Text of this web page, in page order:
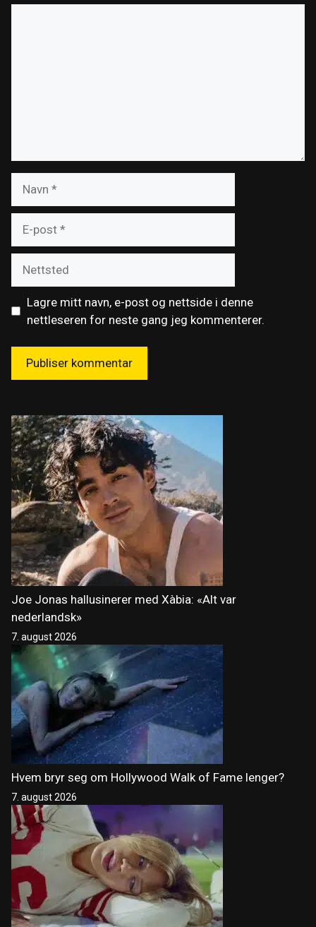
post
Lagre mitt navn, e-post og nettside i denne
nettleseren for neste gang jeg kommenterer.
Joe Jonas hallusinerer med Xàbia: «Alt var
nederlandsk»
7. august 2026
Hvem bryr seg om Hollywood Walk of Fame lenger?
7. august 2026